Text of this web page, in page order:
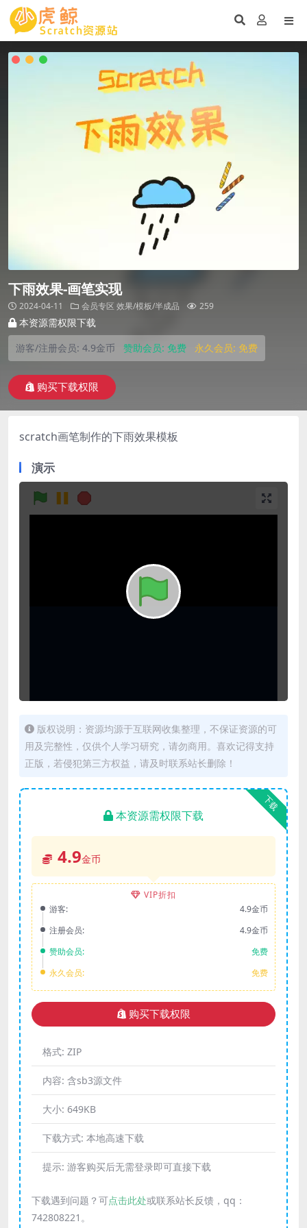
下雨效果-画笔实现
2024-04-11 会员专区 效果/模板/半成品 259
本资源需权限下载
游客/注册会员: 4.9金币 赞助会员: 免费 永久会员: 免费
购买下载权限
scratch画笔制作的下雨效果模板
演示
版权说明：资源均源于互联网收集整理，不保证资源的可
用及完整性，仅供个人学习研究，请勿商用。喜欢记得支持
正版，若侵犯第三方权益，请及时联系站长删除！
下载
本资源需权限下载
4.9金币
VIP折扣
游客:
4.9金币
注册会员:
4.9金币
赞助会员:
免费
永久会员:
免费
购买下载权限
格式: ZIP
内容: 含sb3源文件
大小: 649KB
下载方式: 本地高速下载
提示: 游客购买后无需登录即可直接下载
下载遇到问题？可点击此处或联系站长反馈，qq：
742808221。